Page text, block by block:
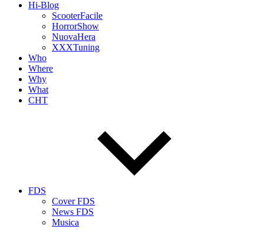
Hi-Blog
ScooterFacile
HorrorShow
NuovaHera
XXXTuning
Who
Where
Why
What
CHT
FDS
Cover FDS
News FDS
Musica